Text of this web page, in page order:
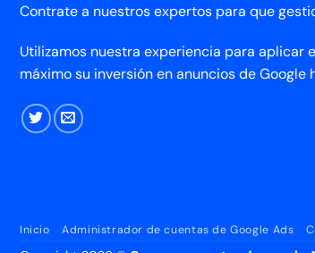
Contrate a nuestros expertos para que
Utilizamos nuestra experiencia para aplicar
máximo su inversión en anuncios de Google
Inicio Administrador de cuentas de Google Ads